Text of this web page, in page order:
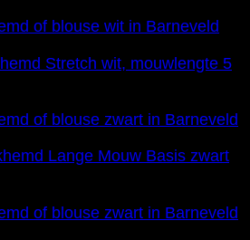
Stretch wit, mouwlengte 5
Lange Mouw Basis zwart